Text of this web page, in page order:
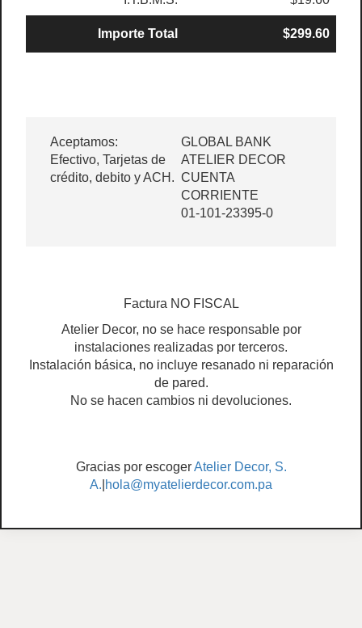
Importe Total $299.60
Aceptamos:
Efectivo, Tarjetas de
crédito, debito y ACH.
GLOBAL BANK
ATELIER DECOR
CUENTA
CORRIENTE
01-101-23395-0
Factura NO FISCAL
Atelier Decor, no se hace responsable por
instalaciones realizadas por terceros.
Instalación básica, no incluye resanado ni reparación
de pared.
No se hacen cambios ni devoluciones.
Gracias por escogerAtelier Decor, S.
A. hola@myatelierdecor.com.pa